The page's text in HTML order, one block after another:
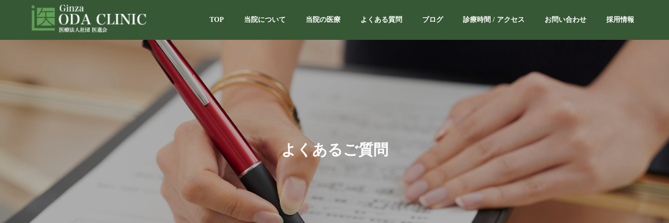
TOP 当院について 当院の医療 よくある質問 ブログ 診療時間 / アクセス お問い合わせ 採用情報
当院について
About our hospital
理事長・総院長紹介
introducing-the-director
理念
院内紹介
hospital-introduction partnership
新宿院
odaclinic shinjuku
よくあるご質問